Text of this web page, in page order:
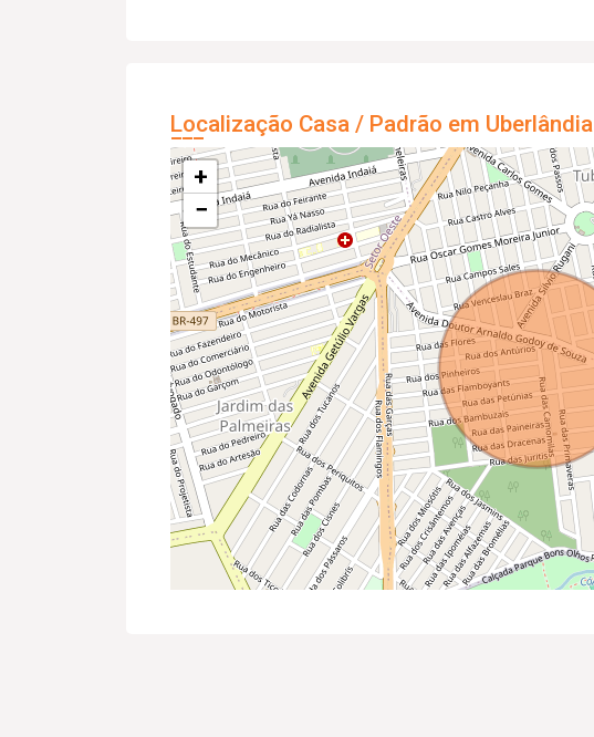
Localização Casa / Padrão em Uberlândia
+
−